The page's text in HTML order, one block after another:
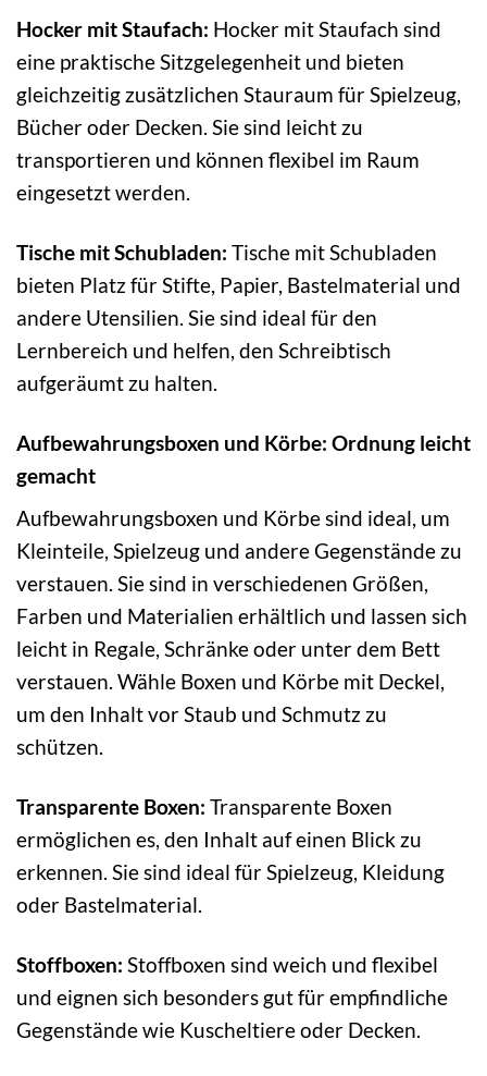
Hocker mit Staufach: Hocker mit Staufach sind
eine praktische Sitzgelegenheit und bieten
gleichzeitig zusätzlichen Stauraum für Spielzeug,
Bücher oder Decken. Sie sind leicht zu
transportieren und können flexibel im Raum
eingesetzt werden.
Tische mit Schubladen: Tische mit Schubladen
bieten Platz für Stifte, Papier, Bastelmaterial und
andere Utensilien. Sie sind ideal für den
Lernbereich und helfen, den Schreibtisch
aufgeräumt zu halten.
Aufbewahrungsboxen und Körbe: Ordnung leicht
gemacht
Aufbewahrungsboxen und Körbe sind ideal, um
Kleinteile, Spielzeug und andere Gegenstände zu
verstauen. Sie sind in verschiedenen Größen,
Farben und Materialien erhältlich und lassen sich
leicht in Regale, Schränke oder unter dem Bett
verstauen. Wähle Boxen und Körbe mit Deckel,
um den Inhalt vor Staub und Schmutz zu
schützen.
Transparente Boxen: Transparente Boxen
ermöglichen es, den Inhalt auf einen Blick zu
erkennen. Sie sind ideal für Spielzeug, Kleidung
oder Bastelmaterial.
Stoffboxen: Stoffboxen sind weich und flexibel
und eignen sich besonders gut für empfindliche
Gegenstände wie Kuscheltiere oder Decken.